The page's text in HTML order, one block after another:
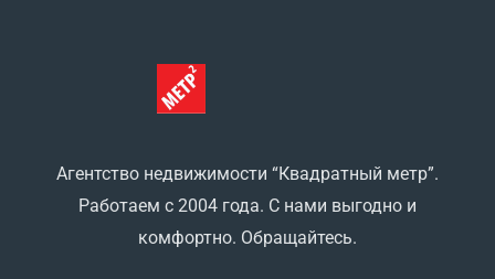
Агентство недвижимости “Квадратный метр”.
Работаем с 2004 года. С нами выгодно и
комфортно. Обращайтесь.